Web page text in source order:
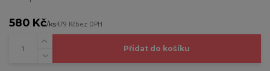
580 Kč/ks479 Kčbez DPH
Přidat do košíku